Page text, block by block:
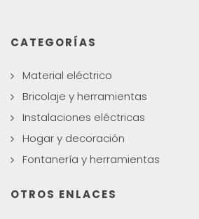
CATEGORÍAS
Material eléctrico
Bricolaje y herramientas
Instalaciones eléctricas
Hogar y decoración
Fontanería y herramientas
OTROS ENLACES